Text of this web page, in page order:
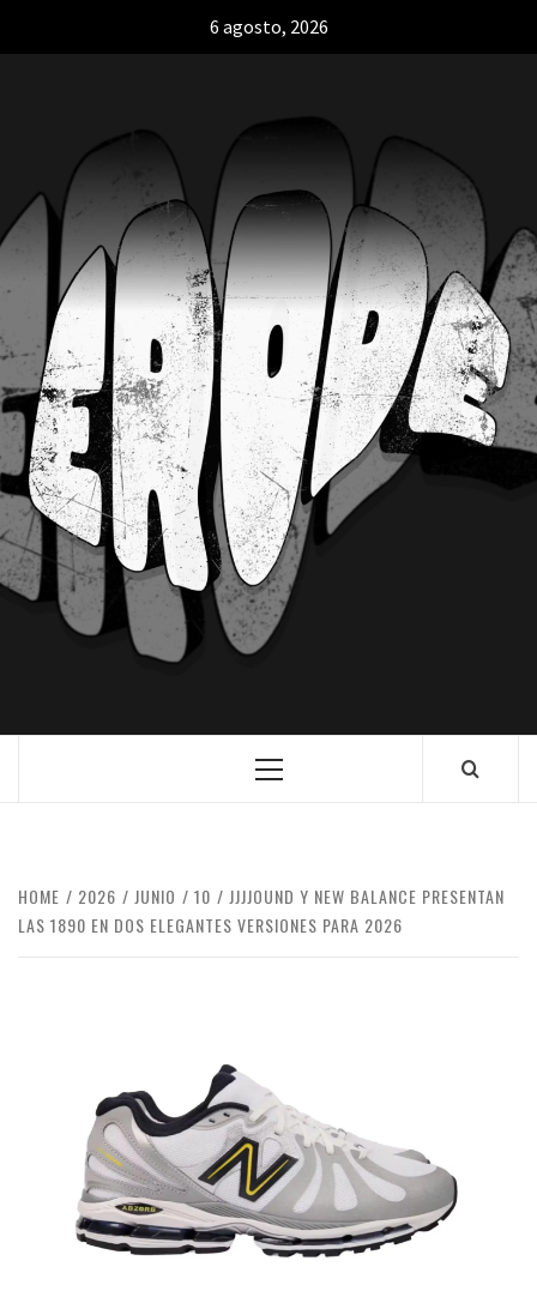
6 agosto, 2026
HOME 2026 JUNIO 10
JJJJOUND Y NEW BALANCE PRESENTAN
LAS 1890 EN DOS ELEGANTES VERSIONES PARA 2026